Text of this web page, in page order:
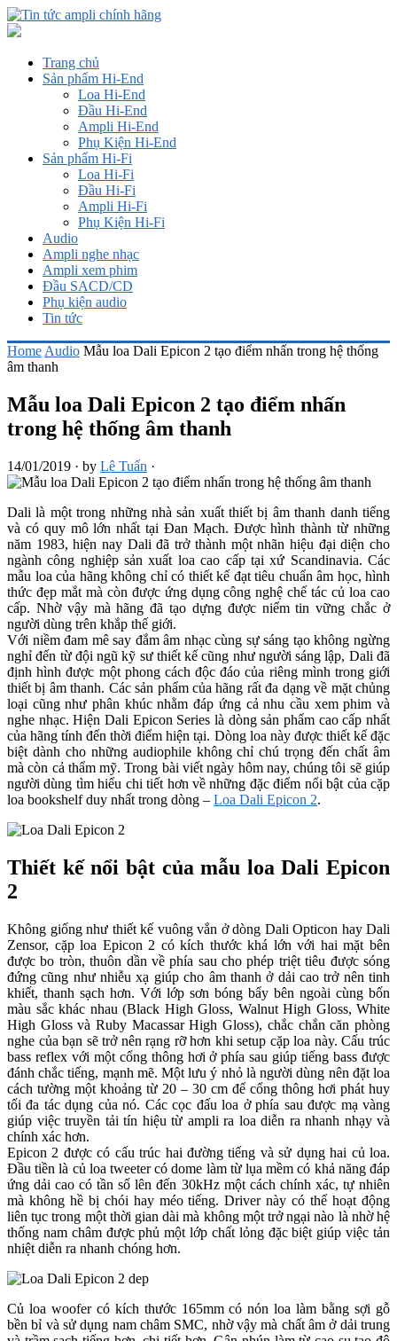
Trang chủ
Sản phẩm Hi-End
Loa Hi-End
Đầu Hi-End
Ampli Hi-End
Phụ Kiện Hi-End
Sản phẩm Hi-Fi
Loa Hi-Fi
Đầu Hi-Fi
Ampli Hi-Fi
Phụ Kiện Hi-Fi
Audio
Ampli nghe nhạc
Ampli xem phim
Đầu SACD/CD
Phụ kiện audio
Tin tức
Home Audio Mẫu loa Dali Epicon 2 tạo điểm nhấn trong hệ thống
âm thanh
Mẫu loa Dali Epicon 2 tạo điểm nhấn
trong hệ thống âm thanh
14/01/2019 · by Lê Tuấn ·
Dali là một trong những nhà sản xuất thiết bị âm thanh danh tiếng
và có quy mô lớn nhất tại Đan Mạch. Được hình thành từ những
năm 1983, hiện nay Dali đã trở thành một nhãn hiệu đại diện cho
ngành công nghiệp sản xuất loa cao cấp tại xứ Scandinavia. Các
mẫu loa của hãng không chỉ có thiết kế đạt tiêu chuẩn âm học, hình
thức đẹp mắt mà còn được ứng dụng công nghệ chế tác củ loa cao
cấp. Nhờ vậy mà hãng đã tạo dựng được niểm tin vững chắc ở
người dùng trên khắp thế giới.
Với niềm đam mê say đắm âm nhạc cùng sự sáng tạo không ngừng
nghỉ đến từ đội ngũ kỹ sư thiết kế cũng như người sáng lập, Dali đã
định hình được một phong cách độc đáo của riêng mình trong giới
thiết bị âm thanh. Các sản phẩm của hãng rất đa dạng về mặt chủng
loại cũng như phân khúc nhằm đáp ứng cả nhu cầu xem phim và
nghe nhạc. Hiện Dali Epicon Series là dòng sản phẩm cao cấp nhất
của hãng tính đến thời điểm hiện tại. Dòng loa này được thiết kế đặc
biệt dành cho những audiophile không chỉ chú trọng đến chất âm
mà còn cả thẩm mỹ. Trong bài viết ngày hôm nay, chúng tôi sẽ giúp
người dùng tìm hiểu chi tiết hơn về những đặc điểm nổi bật của cặp
loa bookshelf duy nhất trong dòng – Loa Dali Epicon 2.
Thiết kế nổi bật của mẫu loa Dali Epicon
2
Không giống như thiết kế vuông vắn ở dòng Dali Opticon hay Dali
Zensor, cặp loa Epicon 2 có kích thước khá lớn với hai mặt bên
được bo tròn, thuôn dần về phía sau cho phép triệt tiêu được sóng
đứng cũng như nhiễu xạ giúp cho âm thanh ở dải cao trở nên tinh
khiết, thanh sạch hơn. Với lớp sơn bóng bẩy bên ngoài cùng bốn
màu sắc khác nhau (Black High Gloss, Walnut High Gloss, White
High Gloss và Ruby Macassar High Gloss), chắc chắn căn phòng
nghe của bạn sẽ trở nên rạng rỡ hơn khi setup cặp loa này. Cấu trúc
bass reflex với một cổng thông hơi ở phía sau giúp tiếng bass được
đánh chắc tiếng, mạnh mẽ. Một lưu ý nhỏ là người dùng nên đặt loa
cách tường một khoảng từ 20 – 30 cm để cổng thông hơi phát huy
tối đa tác dụng của nó. Các cọc đấu loa ở phía sau được mạ vàng
giúp việc truyền tải tín hiệu từ ampli ra loa diễn ra nhanh nhạy và
chính xác hơn.
Epicon 2 được có cấu trúc hai đường tiếng và sử dụng hai củ loa.
Đầu tiền là củ loa tweeter có dome làm từ lụa mềm có khả năng đáp
ứng dải cao có tần số lên đến 30kHz một cách chính xác, tự nhiên
mà không hề bị chói hay méo tiếng. Driver này có thể hoạt động
liên tục trong một thời gian dài mà không một trở ngại nào là nhờ hệ
thống nam châm được phủ một lớp chất lỏng đặc biệt giúp việc tản
nhiệt diễn ra nhanh chóng hơn.
Củ loa woofer có kích thước 165mm có nón loa làm bằng sợi gỗ
bền bỉ và sử dụng nam châm SMC, nhờ vậy mà chất âm ở dải trung